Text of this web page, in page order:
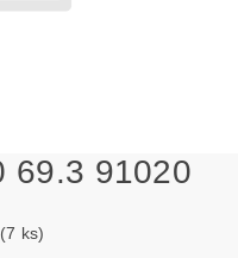
MAN 105X125X10 69.3 91020
(7 ks)